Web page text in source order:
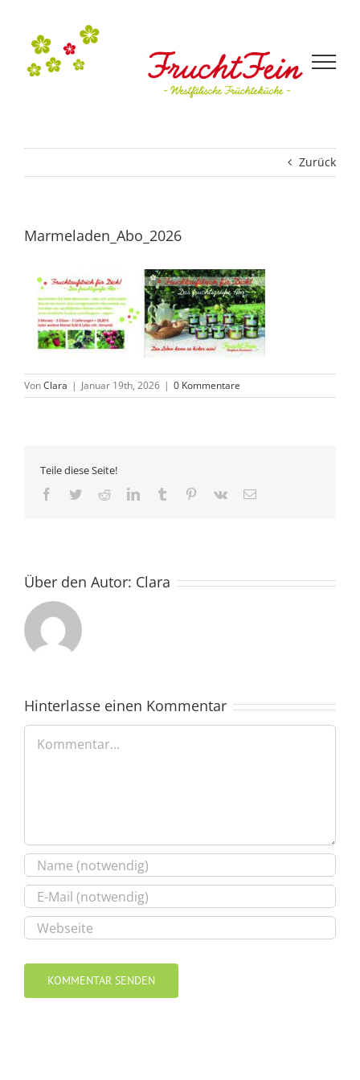
springen
Zurück
Marmeladen_Abo_2026
VonClara | Januar 19th, 2026 | 0 Kommentare
Teile diese Seite!
Facebook
TwitterRedditLinkedInTumblr Pinterest
Vk
E-
Über den Autor: Clara
Hinterlasse einen Kommentar
Kommentar